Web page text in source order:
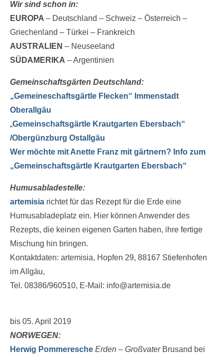
Wer schon mitgemacht hat
Kontakt/Info
Impulstag
Wir sind schon in:
EUROPA – Deutschland – Schweiz – Österreich –
Griechenland – Türkei – Frankreich
AUSTRALIEN – Neuseeland
SÜDAMERIKA – Argentinien
Gemeinschaftsgärten Deutschland:
„Gemeineschaftsgärtle Flecken“ Immenstadt
Oberallgäu
„Gemeinschaftsgärtle Krautgarten Ebersbach“
/Obergünzburg Ostallgäu
Wer möchte mit Anette Franz mit gärtnern? Info zum
„Gemeinschaftsgärtle Krautgarten Ebersbach“
Humusabladestelle:
artemisia richtet für das Rezept für die Erde eine
Humusabladeplatz ein. Hier können Anwender des
Rezepts, die keinen eigenen Garten haben, ihre fertige
Mischung hin bringen.
Kontaktdaten: artemisia, Hopfen 29, 88167 Stiefenhofen
im Allgäu,
Tel. 08386/960510, E-Mail: info@artemisia.de
bis 05. April 2019
NORWEGEN:
Herwig Pommeresche Erden – GroßvaterBrusand bei